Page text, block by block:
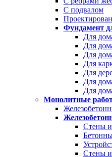
С подвалом
Фундамент
Для
Для
Для
Для
Для
Для
Для
Монолитные
Стены
Стены